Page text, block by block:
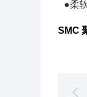
●柔
SMC